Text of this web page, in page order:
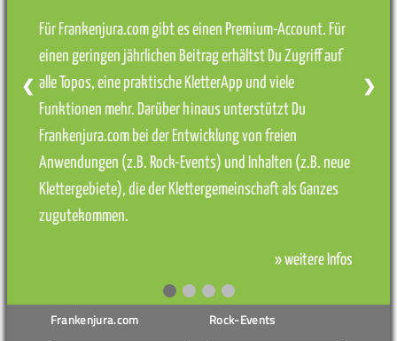
Für Frankenjura.com gibt es einen Premium-Account. Für
einen geringen jährlichen Beitrag erhältst Du Zugriff auf
alle Topos, eine praktische KletterApp und viele
Funktionen mehr. Darüber hinaus unterstützt Du
Frankenjura.com bei der Entwicklung von freien
Anwendungen (z.B. Rock-Events) und Inhalten (z.B. neue
Klettergebiete), die der Klettergemeinschaft als Ganzes
zugutekommen.
» weitere Infos
❮ ❯
Frankenjura.com Rock-Events